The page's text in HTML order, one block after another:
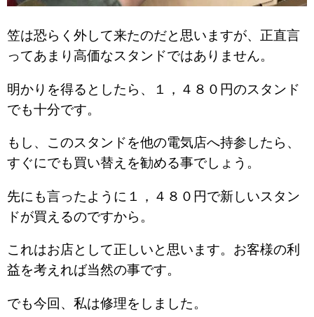
笠は恐らく外して来たのだと思いますが、正直言
ってあまり高価なスタンドではありません。
明かりを得るとしたら、１，４８０円のスタンド
でも十分です。
もし、このスタンドを他の電気店へ持参したら、
すぐにでも買い替えを勧める事でしょう。
先にも言ったように１，４８０円で新しいスタン
ドが買えるのですから。
これはお店として正しいと思います。お客様の利
益を考えれば当然の事です。
でも今回、私は修理をしました。